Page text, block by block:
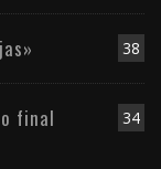
38
34
final